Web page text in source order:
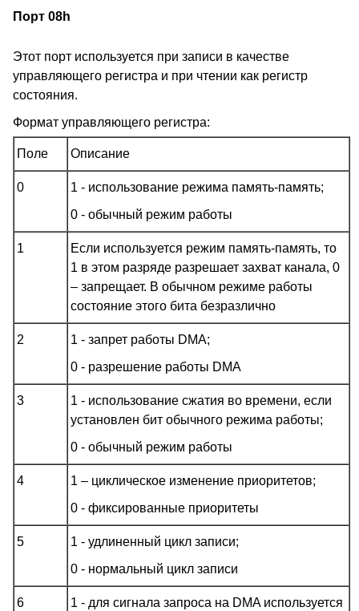
Порт 08h
Этот порт используется при записи в качестве
управляющего регистра и при чтении как регистр
состояния.
Формат управляющего регистра:
Поле Описание
0
1 - использование режима память-память;
0 - обычный режим работы
1
Если используется режим память-память, то
1 в этом разряде разрешает захват канала, 0
– запрещает. В обычном режиме работы
состояние этого бита безразлично
2
1 - запрет работы DMA;
0 - разрешение работы DMA
3
1 - использование сжатия во времени, если
установлен бит обычного режима работы;
0 - обычный режим работы
4
1 – циклическое изменение приоритетов;
0 - фиксированные приоритеты
5
1 - удлиненный цикл записи;
0 - нормальный цикл записи
6
1 - для сигнала запроса на DMA используется